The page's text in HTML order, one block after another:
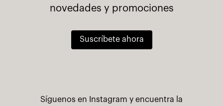
novedades y promociones
Suscríbete ahora
Síguenos en Instagram y encuentra la